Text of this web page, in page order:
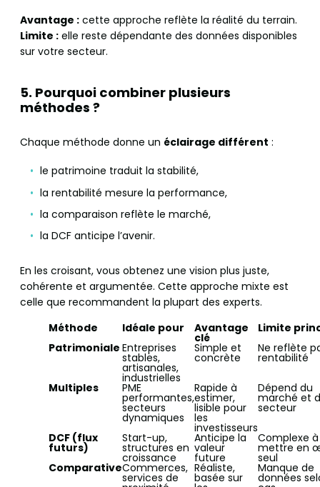
Avantage : cette approche reflète la réalité du terrain.
Limite : elle reste dépendante des données disponibles
sur votre secteur.
5. Pourquoi combiner plusieurs
méthodes ?
Chaque méthode donne un éclairage différent :
le patrimoine traduit la stabilité,
la rentabilité mesure la performance,
la comparaison reflète le marché,
la DCF anticipe l’avenir.
En les croisant, vous obtenez une vision plus juste,
cohérente et argumentée. Cette approche mixte est
celle que recommandent la plupart des experts.
Méthode
Idéale pour Avantage
clé
Limite
Patrimoniale Entreprises
stables,
artisanales,
industrielles
Simple et
concrète
Ne reflète
rentabilité
Multiples PME
performantes,
secteurs
dynamiques
Rapide à
estimer,
lisible pour
les
investisseurs
Dépend du
marché et
secteur
DCF (flux
futurs)
Start-up,
structures en
croissance
Anticipe la
valeur
future
Complexe à
mettre en
seul
ComparativeCommerces,
services de
Réaliste,
basée sur
Manque de
données